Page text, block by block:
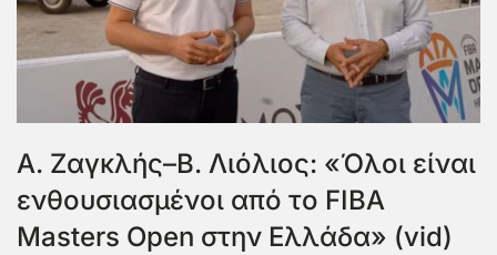
Α. Ζαγκλής–Β. Λιόλιος: «Όλοι είναι
ενθουσιασμένοι από το FIBA
Masters Open στην Ελλάδα» (vid)